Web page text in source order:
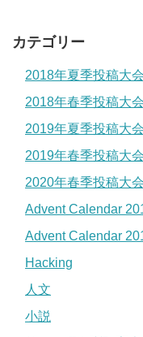
カテゴリー
2018年夏季投稿大会
2018年春季投稿大会
2019年夏季投稿大会
2019年春季投稿大会
2020年春季投稿大会
Advent Calendar
Advent Calendar
Hacking
人文
小説